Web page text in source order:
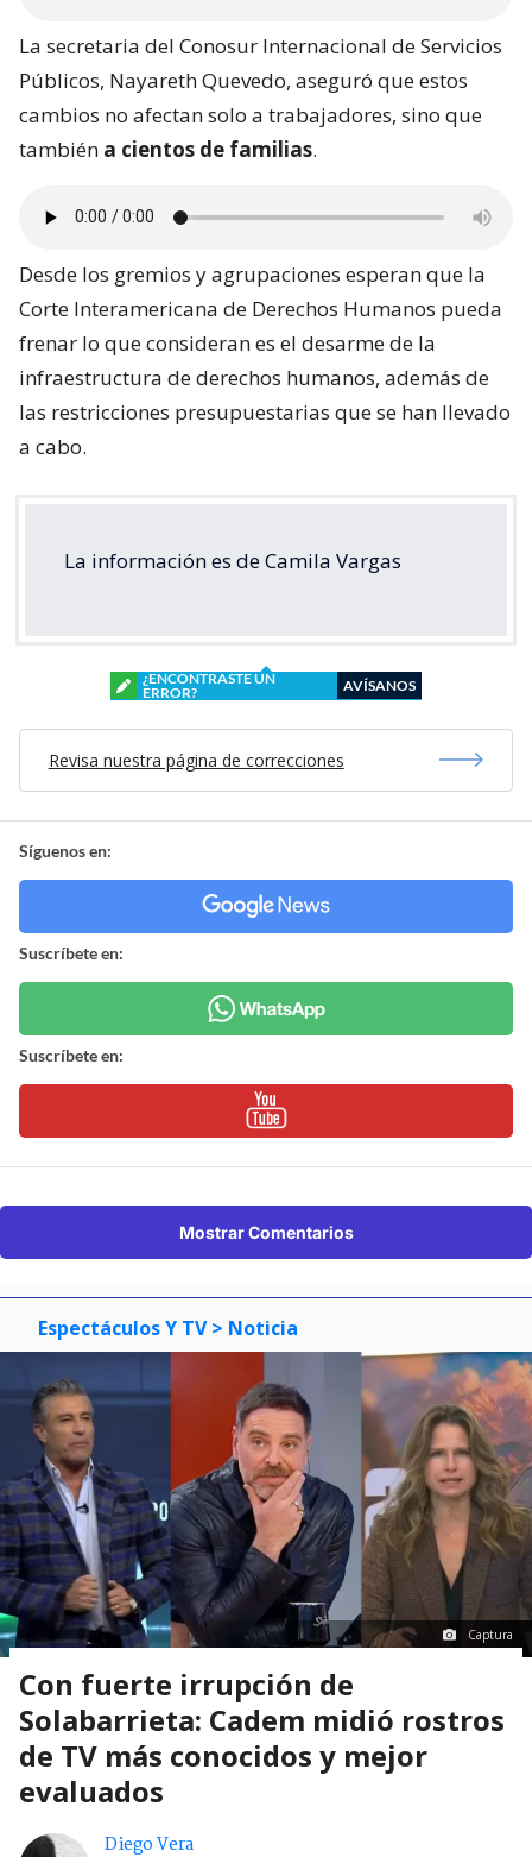
La secretaria del Conosur Internacional de Servicios
Públicos, Nayareth Quevedo, aseguró que estos
cambios no afectan solo a trabajadores, sino que
también a cientos de familias.
Desde los gremios y agrupaciones esperan que la
Corte Interamericana de Derechos Humanos pueda
frenar lo que consideran es el desarme de la
infraestructura de derechos humanos, además de
las restricciones presupuestarias que se han llevado
a cabo.
La información es de Camila Vargas
¿ENCONTRASTE UN
ERROR?
AVÍSANOS
Revisa nuestra página de correcciones
Síguenos en:
Suscríbete en:
Suscríbete en:
Mostrar Comentarios
Espectáculos Y TV > Noticia
Captura
Con fuerte irrupción de
Solabarrieta: Cadem midió rostros
de TV más conocidos y mejor
evaluados
Diego Vera